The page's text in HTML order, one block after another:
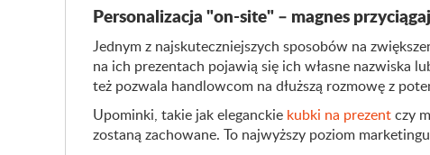
Personalizacja "on-site" – magnes
Jednym z najskuteczniejszych sposobów na
na ich prezentach pojawią się ich własne nazwiska
też pozwala handlowcom na dłuższą rozmowę z
Upominki, takie jak eleganckie kubki na prezentczy
zostaną zachowane. To najwyższy poziom